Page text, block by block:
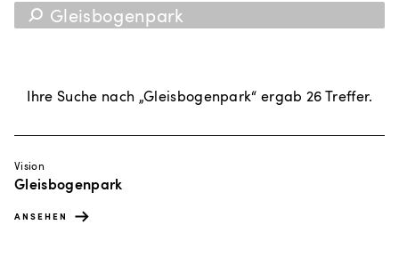
Suche
Ihre Suche nach „Gleisbogenpark“ ergab 26 Treffer.
Vision
Gleisbogenpark
ANSEHEN